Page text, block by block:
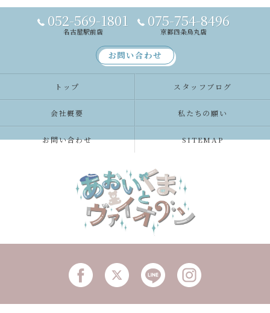
052-569-1801
名古屋駅前店
075-754-8496
京都四条烏丸店
お問い合わせ
トップ スタッフブログ
会社概要 私たちの願い
お問い合わせ SITEMAP